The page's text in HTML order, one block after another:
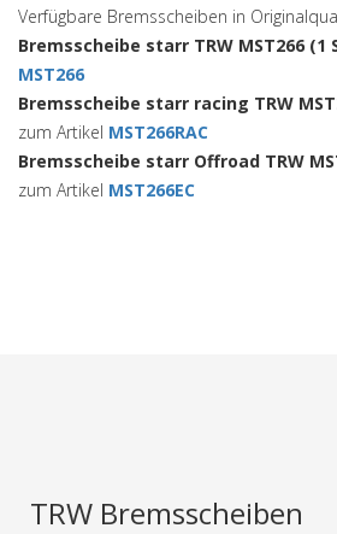
Verfügbare Bremsscheiben in
Bremsscheibe starr TRW MST266 (1
MST266
Bremsscheibe starr racing TRW
zum Artikel MST266RAC
Bremsscheibe starr Offroad TRW
zum Artikel MST266EC
TRW Bremsscheiben